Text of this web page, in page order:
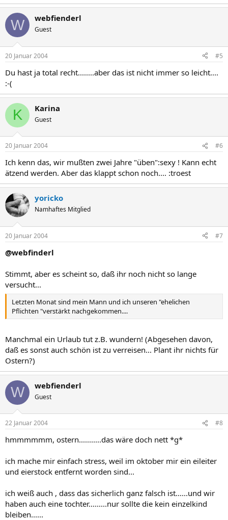
W webfienderl
Guest
20 Januar 2004 #5
Du hast ja total recht........aber das ist nicht immer so leicht....
:-(
K Karina
Guest
20 Januar 2004 #6
Ich kenn das, wir mußten zwei Jahre "üben":sexy ! Kann echt
ätzend werden. Aber das klappt schon noch.... :troest
yoricko
Namhaftes Mitglied
20 Januar 2004 #7
@webfinderl
Stimmt, aber es scheint so, daß ihr noch nicht so lange
versucht...
Letzten Monat sind mein Mann und ich unseren "ehelichen
Pflichten "verstärkt nachgekommen....
Manchmal ein Urlaub tut z.B. wundern! (Abgesehen davon,
daß es sonst auch schön ist zu verreisen... Plant ihr nichts für
Ostern?)
W webfienderl
Guest
22 Januar 2004 #8
hmmmmmm, ostern...........das wäre doch nett *g*
ich mache mir einfach stress, weil im oktober mir ein eileiter
und eierstock entfernt worden sind...
ich weiß auch , dass das sicherlich ganz falsch ist......und wir
haben auch eine tochter.........nur sollte die kein einzelkind
bleiben......